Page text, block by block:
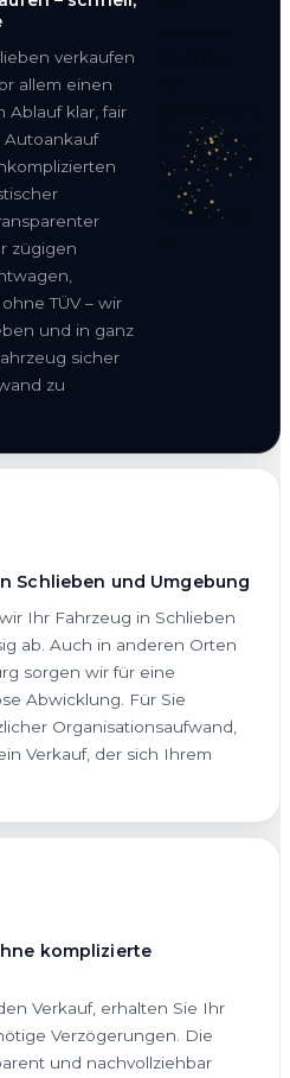
verkaufen
allem einen
Ablauf klar, fair
Autoankauf
zügigen
TÜV – wir
und in ganz
sicher
zu
Schlieben und Umgebung
Ihr Fahrzeug in Schlieben
ab. Auch in anderen Orten
sorgen wir für eine
Abwicklung. Für Sie
Organisationsaufwand,
Verkauf, der sich Ihrem
komplizierte
Verkauf, erhalten Sie Ihr
Verzögerungen. Die
und nachvollziehbar